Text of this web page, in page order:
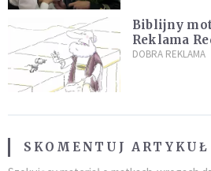
Biblijny
Reklama
rozbawi cię
DOBRA REKLAMA
SKOMENTUJ ARTYKUŁ